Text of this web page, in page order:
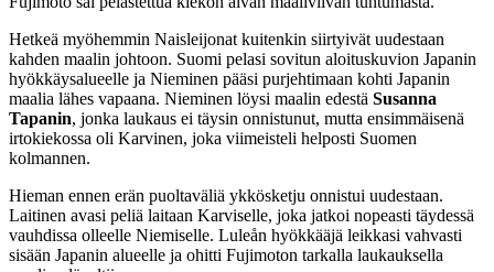
Hetkeä myöhemmin Naisleijonat kuitenkin siirtyivät uudestaan
kahden maalin johtoon. Suomi pelasi sovitun aloituskuvion Japanin
hyökkäysalueelle ja Nieminen pääsi purjehtimaan kohti Japanin
maalia lähes vapaana. Nieminen löysi maalin edestä Susanna
Tapanin, jonka laukaus ei täysin onnistunut, mutta ensimmäisenä
irtokiekossa oli Karvinen, joka viimeisteli helposti Suomen
kolmannen.
Hieman ennen erän puoltaväliä ykkösketju onnistui uudestaan.
Laitinen avasi peliä laitaan Karviselle, joka jatkoi nopeasti täydessä
vauhdissa olleelle Niemiselle. Luleån hyökkääjä leikkasi vahvasti
sisään Japanin alueelle ja ohitti Fujimoton tarkalla laukauksella